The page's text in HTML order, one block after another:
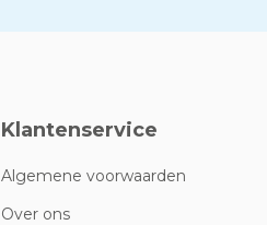
Klantenservice
Algemene voorwaarden
Over ons